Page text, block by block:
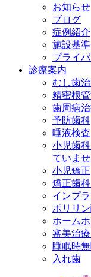
お知らせ
ブログ
症例紹介
施設基
プライ
診療案内
むし歯
精密根
歯周病
予防歯科
唾液検査
小児歯
ていませ
小児矯正
矯正歯
インプラ
ポリリ
ホーム
審美治療
睡眠時
入れ歯